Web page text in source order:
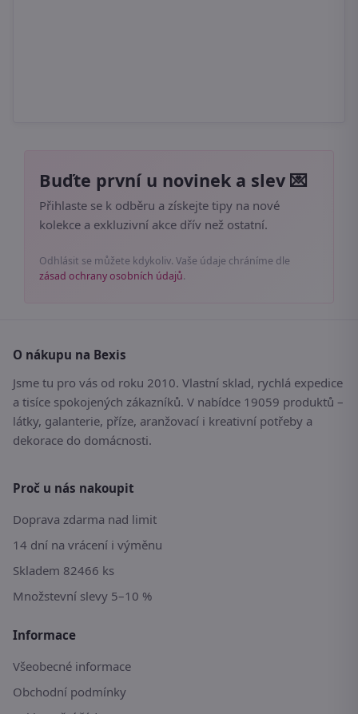
Buďte první u novinek a slev 💌
Přihlaste se k odběru a získejte tipy na nové
kolekce a exkluzivní akce dřív než ostatní.
Odhlásit se můžete kdykoliv. Vaše údaje chráníme dle
zásad ochrany osobních údajů.
O nákupu na Bexis
Jsme tu pro vás od roku 2010. Vlastní sklad, rychlá expedice
a tisíce spokojených zákazníků. V nabídce 19059 produktů –
látky, galanterie, příze, aranžovací i kreativní potřeby a
dekorace do domácnosti.
Proč u nás nakoupit
Doprava zdarma nad limit
14 dní na vrácení i výměnu
Skladem 82466 ks
Množstevní slevy 5–10 %
Informace
Všeobecné informace
Obchodní podmínky